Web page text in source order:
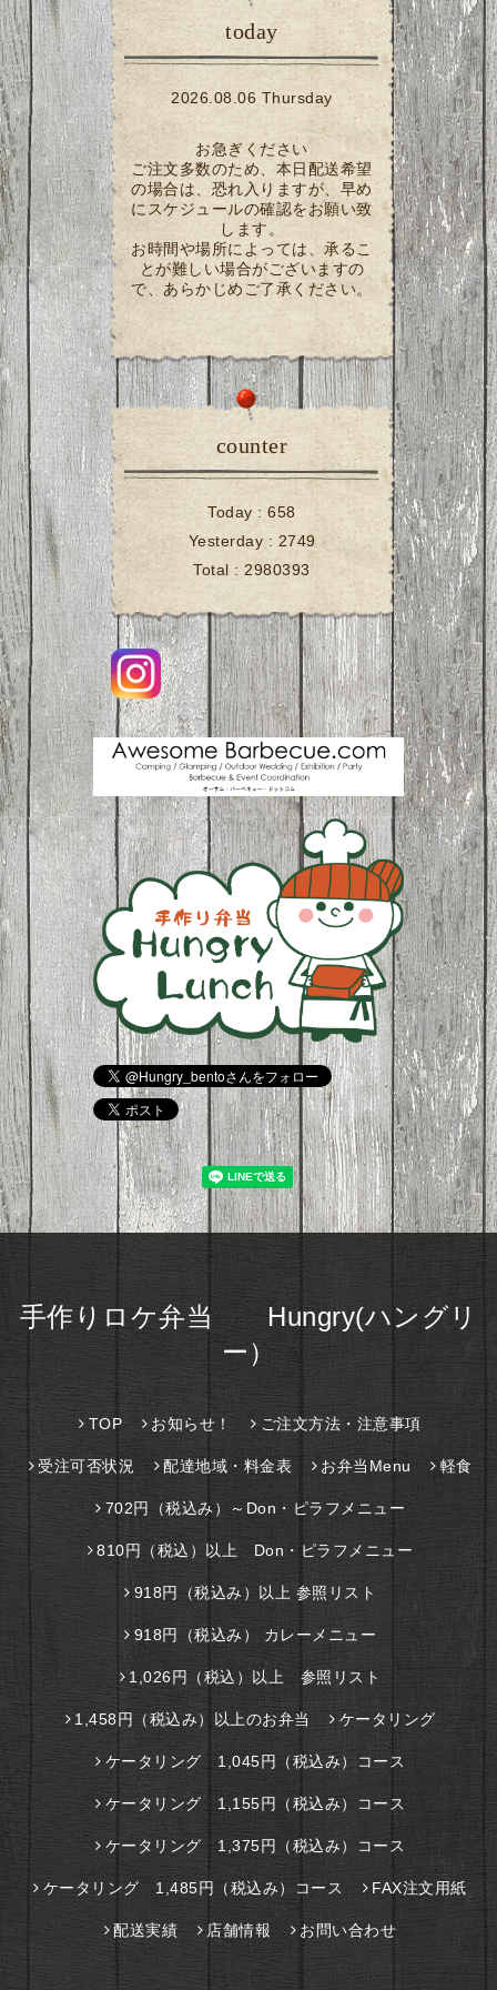
today
2026.08.06 Thursday
お急ぎください
ご注文多数のため、本日配送希望
の場合は、恐れ入りますが、早め
にスケジュールの確認をお願い致
します。
お時間や場所によっては、承るこ
とが難しい場合がございますの
で、あらかじめご了承ください。
counter
Today :658
Yesterday : 2749
Total :2980393
手作りロケ弁当 Hungry(ハングリ
ー）
TOP お知らせ！ ご注文方法・注意事項
受注可否状況 配達地域・料金表 お弁当Menu 軽食
702円（税込み）～Don・ピラフメニュー
810円（税込）以上 Don・ピラフメニュー
918円（税込み）以上 参照リスト
918円（税込み） カレーメニュー
1,026円（税込）以上 参照リスト
1,458円（税込み）以上のお弁当 ケータリング
ケータリング 1,045円（税込み）コース
ケータリング 1,155円（税込み）コース
ケータリング 1,375円（税込み）コース
ケータリング 1,485円（税込み）コース FAX注文用紙
配送実績 店舗情報 お問い合わせ